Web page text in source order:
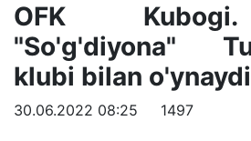
OFK
"So'g'diyona"
klubi bilan o'ynaydi
30.06.2022 08:25 1497